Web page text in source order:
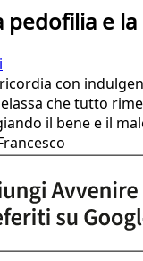
pedofilia e
con
che tutto
il bene e il